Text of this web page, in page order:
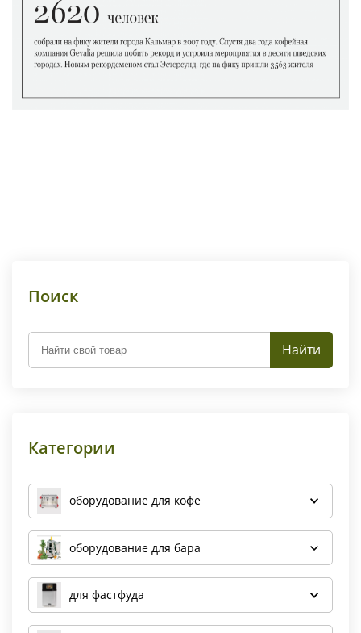
Поиск
Найти
Категории
оборудование для кофе
оборудование для бара
для фастфуда